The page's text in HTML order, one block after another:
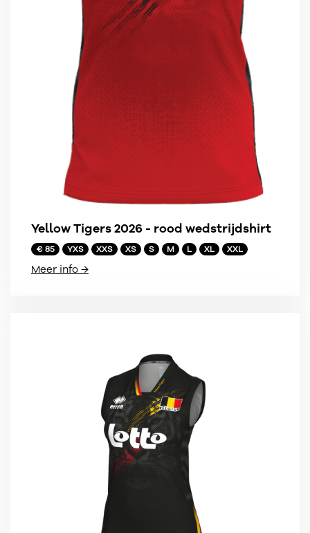
Yellow Tigers 2026 - rood wedstrijdshirt
€ 85 YXS XXS XS S M L XL XXL
Meer info →